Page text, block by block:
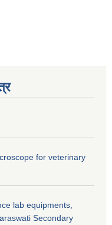
for veterinary
lab equipments,
Secondary